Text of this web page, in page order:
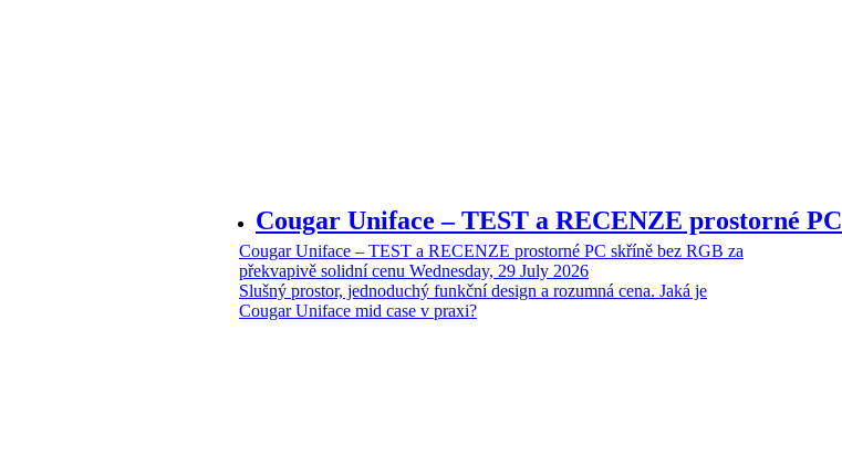
Cougar Uniface – TEST a RECENZE prostorné PC
Cougar Uniface – TEST a RECENZE prostorné PC skříně bez RGB za
překvapivě solidní cenu Wednesday, 29 July 2026
Slušný prostor, jednoduchý funkční design a rozumná cena. Jaká je
Cougar Uniface mid case v praxi?